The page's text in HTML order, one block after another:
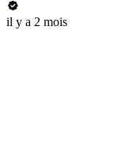
il y a 2 mois